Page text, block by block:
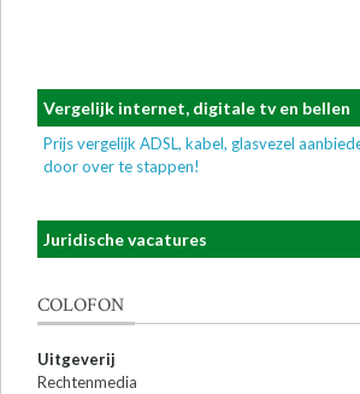
Vergelijk internet, digitale tv en bellen
Prijs vergelijk ADSL, kabel, glasvezel
door over te stappen!
Juridische vacatures
COLOFON
Uitgeverij
Rechtenmedia